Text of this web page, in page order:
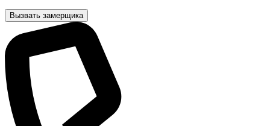
Вызвать замерщика